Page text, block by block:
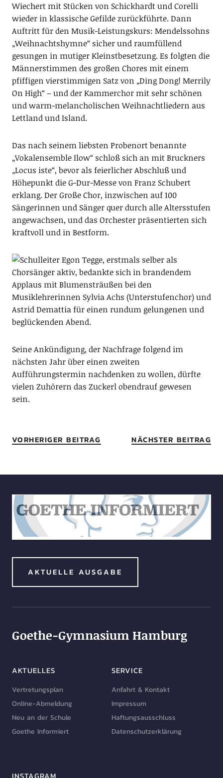
Wiechert mit Stücken von Schickhardt und Corelli
wieder in klassische Gefilde zurückführte. Dann
Auftritt für den Musik-Leistungskurs: Mendelssohns
„Weihnachtshymne“ sicher und raumfüllend
gesungen in mutiger Kleinstbesetzung. Es folgten die
Männerstimmen des großen Chores mit einem
pfiffigen vierstimmigen Satz von „Ding Dong! Merrily
On High“ – und der Kammerchor mit sehr schönen
und warm-melancholischen Weihnachtliedern aus
Lettland und Island.
Das nach seinem liebsten Probenort benannte
„Vokalensemble Ilow“ schloß sich an mit Bruckners
„Locus iste“, bevor als feierlicher Abschluß und
Höhepunkt die G-Dur-Messe von Franz Schubert
erklang. Der Große Chor, inzwischen auf 100
Sängerinnen und Sänger quer durch alle Altersstufen
angewachsen, und das Orchester präsentierten sich
kraftvoll und in Bestform.
Schulleiter Egon Tegge, erstmals selber als
Chorsänger aktiv, bedankte sich in brandendem
Applaus mit Blumensträußen bei den
Musiklehrerinnen Sylvia Achs (Unterstufenchor) und
Astrid Demattia für einen rundum gelungenen und
beglückenden Abend.
Seine Ankündigung, der Nachfrage folgend im
nächsten Jahr über einen zweiten
Aufführungstermin nachdenken zu wollen, dürfte
vielen Zuhörern das Zuckerl obendrauf gewesen
sein.
VORHERIGER BEITRAG NÄCHSTER BEITRAG
AKTUELLE AUSGABE
Goethe-Gymnasium Hamburg
AKTUELLES
Vertretungsplan
Online-Abmeldung
Neu an der Schule
Goethe Informiert
SERVICE
Anfahrt & Kontakt
Impressum
Haftungsausschluss
Datenschutzerklärung